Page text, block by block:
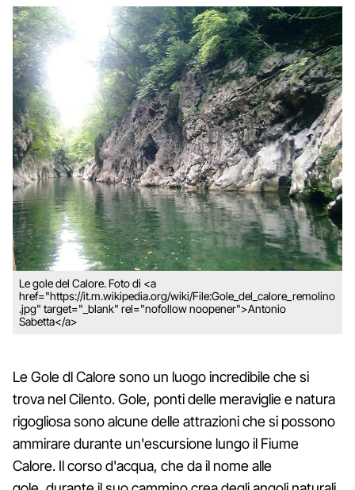
Le gole del Calore. Foto di <a
href="https://it.m.wikipedia.org/wiki/File:Gole_del_calore_remolino
.jpg" target="_blank" rel="nofollow noopener">Antonio
Sabetta</a>
Le Gole dl Calore sono un luogo incredibile che si
trova nel Cilento. Gole, ponti delle meraviglie e natura
rigogliosa sono alcune delle attrazioni che si possono
ammirare durante un'escursione lungo il Fiume
Calore. Il corso d'acqua, che da il nome alle